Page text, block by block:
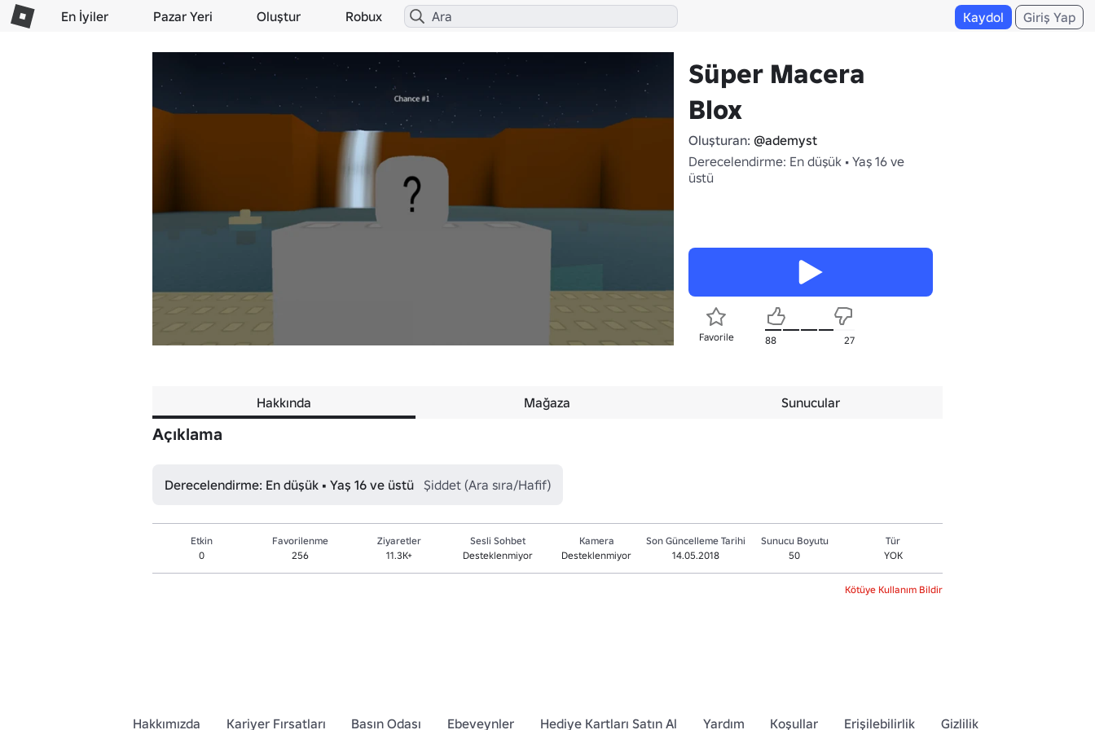
En İyiler Pazar Yeri Oluştur Robux Kaydol Giriş Yap
Süper Macera
Blox
Oluşturan: @ademyst
Derecelendirme: En düşük • Yaş 16 ve
üstü
Favorile 88 27
Hakkında Mağaza Sunucular
Açıklama
Derecelendirme: En düşük • Yaş 16 ve üstü Şiddet (Ara sıra/Hafif)
Etkin
0
Favorilenme
256
Ziyaretler
11.3K+
Sesli Sohbet
Desteklenmiyor
Kamera
Desteklenmiyor
Son Güncelleme Tarihi
14.05.2018
Sunucu Boyutu
50
Tür
YOK
Kötüye Kullanım Bildir
Hakkımızda Kariyer Fırsatları Basın Odası Ebeveynler Hediye Kartları Satın Al Yardım Koşullar Erişilebilirlik Gizlilik